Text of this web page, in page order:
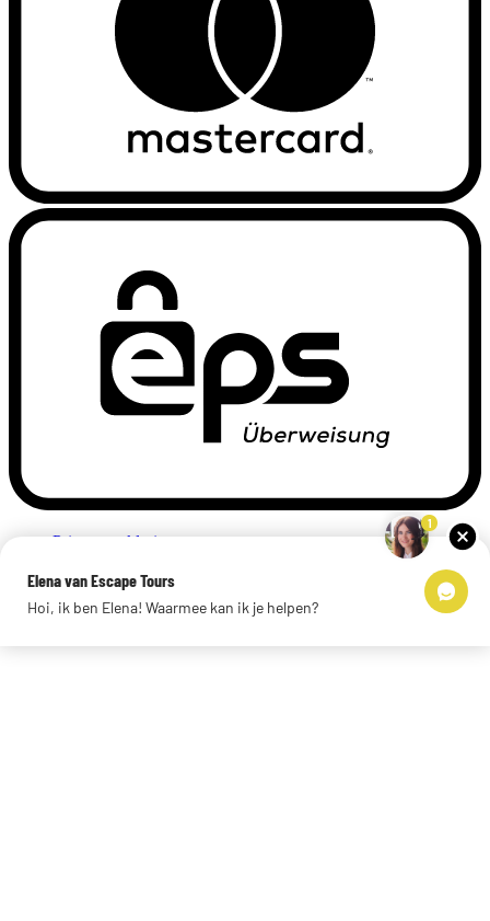
Privacyverklaring
Links
© 2026 Escape Tours
1
Elena van Escape Tours
Hoi, ik ben Elena! Waarmee kan ik je helpen?